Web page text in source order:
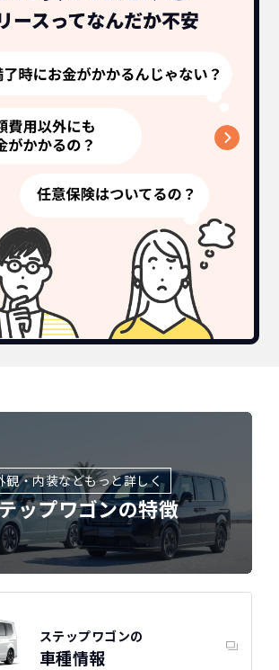
観・内装などもっと詳しく
ップワゴンの特徴
ステップワゴンの
車種情報